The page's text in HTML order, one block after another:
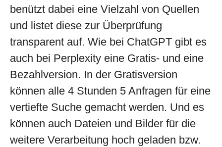
benützt dabei eine Vielzahl von Quellen
und listet diese zur Überprüfung
transparent auf. Wie bei ChatGPT gibt es
auch bei Perplexity eine Gratis- und eine
Bezahlversion. In der Gratisversion
können alle 4 Stunden 5 Anfragen für eine
vertiefte Suche gemacht werden. Und es
können auch Dateien und Bilder für die
weitere Verarbeitung hoch geladen bzw.